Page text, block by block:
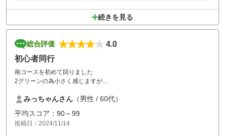
続きを見る
総合評価
4.0
初心者同行
南コースを初めて回りました
2グリーンの為小さく感じますが
食事も美味しく楽しくプレー出来ました
又お邪魔したいコースです
みっちゃんさん （男性 / 60代）
平均スコア：90～99
投稿日：2024/11/14